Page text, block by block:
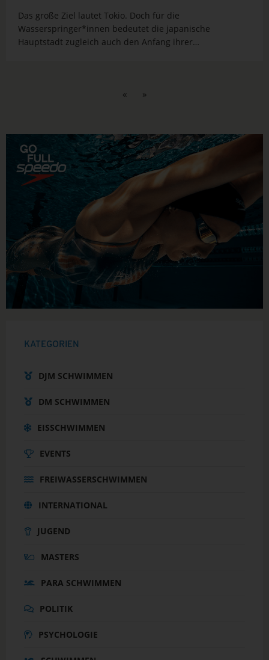
Das große Ziel lautet Tokio. Doch für die
Wasserspringer*innen bedeutet die japanische
Hauptstadt zugleich auch den Anfang ihrer
« »
KATEGORIEN
DJM SCHWIMMEN
DM SCHWIMMEN
EISSCHWIMMEN
EVENTS
FREIWASSERSCHWIMMEN
INTERNATIONAL
JUGEND
MASTERS
PARA SCHWIMMEN
POLITIK
PSYCHOLOGIE